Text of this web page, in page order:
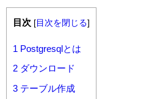
目次 [目次を閉じる]
1 Postgresqlとは
2 ダウンロード
3 テーブル作成